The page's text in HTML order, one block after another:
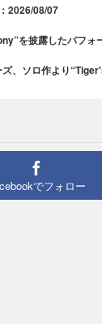
2026/08/07
を披露したパフォ
、ソロ作より
でフォロー